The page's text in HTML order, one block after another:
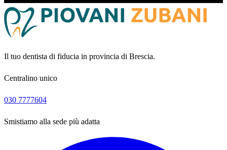
Il tuo dentista di fiducia in provincia di Brescia.
Centralino unico
030 7777604
Smistiamo alla sede più adatta